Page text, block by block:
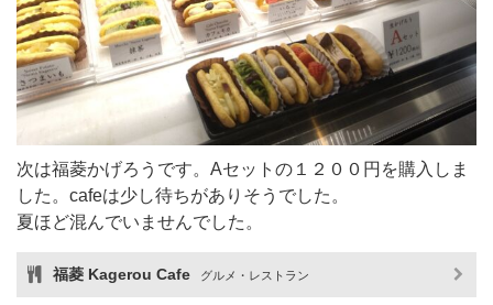
次は福菱かげろうです。Aセットの１２００円を購入しま
した。cafeは少し待ちがありそうでした。
夏ほど混んでいませんでした。
福菱 Kagerou Cafe グルメ・レストラン